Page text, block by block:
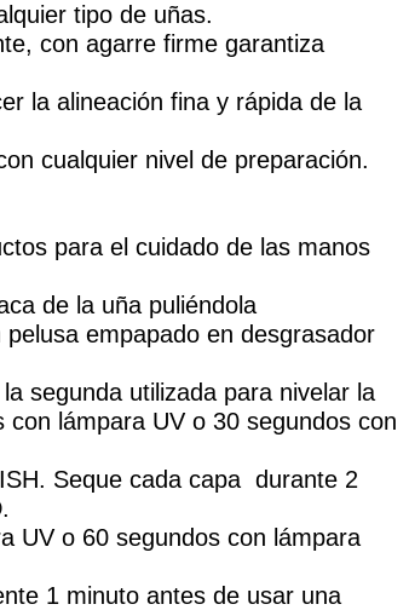
tipo de uñas.
con agarre firme garantiza
la alineación fina y rápida de la
cualquier nivel de preparación.
para el cuidado de las manos
de la uña puliéndola
empapado en desgrasador
segunda utilizada para nivelar la
lámpara UV o 30 segundos con
Seque cada capa  durante 2
UV o 60 segundos con lámpara
1 minuto antes de usar una